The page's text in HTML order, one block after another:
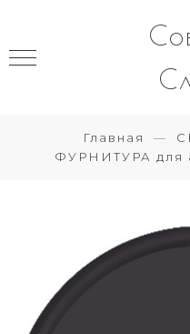
Главная
ФУРНИТУРА для